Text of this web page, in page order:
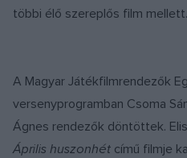
többi élő szereplős film
A Magyar Játékfilmrendezők
versenyprogramban Csoma
Ágnes rendezők döntöttek.
Április huszonhét című filmje